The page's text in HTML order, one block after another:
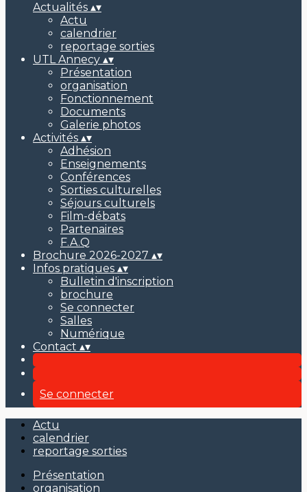
Actualités ▴▾
Actu
calendrier
reportage sorties
UTL Annecy ▴▾
Présentation
organisation
Fonctionnement
Documents
Galerie photos
Activités ▴▾
Adhésion
Enseignements
Conférences
Sorties culturelles
Séjours culturels
Film-débats
Partenaires
F.A.Q
Brochure 2026-2027 ▴▾
Infos pratiques ▴▾
Bulletin d'inscription
brochure
Se connecter
Salles
Numérique
Contact ▴▾
Se connecter
Actu
calendrier
reportage sorties
Présentation
organisation